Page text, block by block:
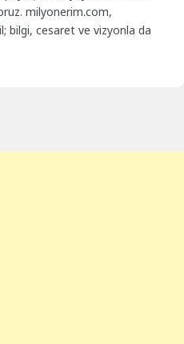
milyonerim.com,
bilgi, cesaret ve vizyonla da